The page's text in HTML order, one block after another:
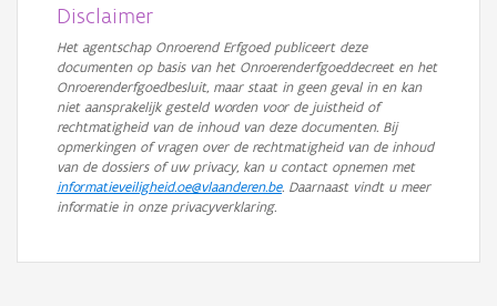
Disclaimer
Het agentschap Onroerend Erfgoed publiceert deze
documenten op basis van het Onroerenderfgoeddecreet en het
Onroerenderfgoedbesluit, maar staat in geen geval in en kan
niet aansprakelijk gesteld worden voor de juistheid of
rechtmatigheid van de inhoud van deze documenten. Bij
opmerkingen of vragen over de rechtmatigheid van de inhoud
van de dossiers of uw privacy, kan u contact opnemen met
informatieveiligheid.oe@vlaanderen.be. Daarnaast vindt u meer
informatie in onze privacyverklaring.